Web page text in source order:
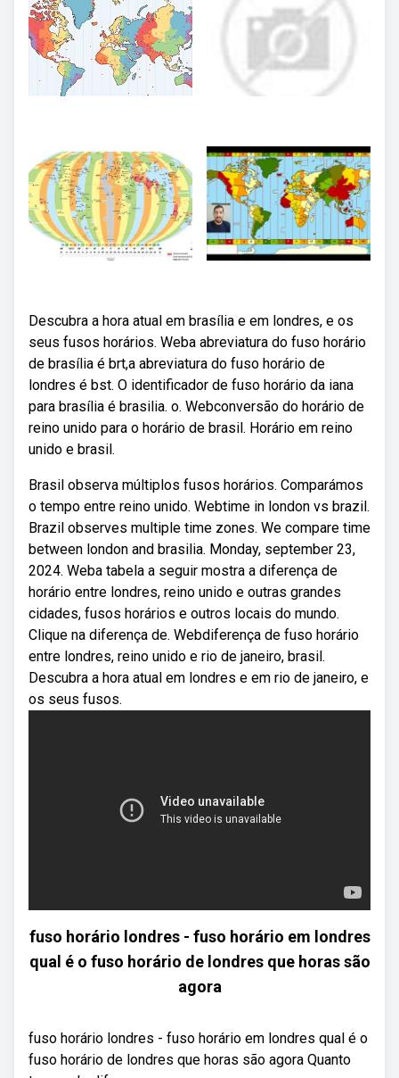
Descubra a hora atual em brasília e em londres, e os
seus fusos horários. Weba abreviatura do fuso horário
de brasília é brt,a abreviatura do fuso horário de
londres é bst. O identificador de fuso horário da iana
para brasília é brasilia. o. Webconversão do horário de
reino unido para o horário de brasil. Horário em reino
unido e brasil.
Brasil observa múltiplos fusos horários. Comparámos
o tempo entre reino unido. Webtime in london vs brazil.
Brazil observes multiple time zones. We compare time
between london and brasilia. Monday, september 23,
2024. Weba tabela a seguir mostra a diferença de
horário entre londres, reino unido e outras grandes
cidades, fusos horários e outros locais do mundo.
Clique na diferença de. Webdiferença de fuso horário
entre londres, reino unido e rio de janeiro, brasil.
Descubra a hora atual em londres e em rio de janeiro, e
os seus fusos.
fuso horário londres - fuso horário em londres
qual é o fuso horário de londres que horas são
agora
fuso horário londres - fuso horário em londres qual é o
fuso horário de londres que horas são agora Quanto